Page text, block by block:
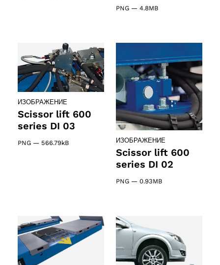
PNG — 4.8MB
ИЗОБРАЖЕНИЕ
Scissor lift 600
series DI 03
PNG — 566.79kB ИЗОБРАЖЕНИЕ
Scissor lift 600
series DI 02
PNG — 0.93MB